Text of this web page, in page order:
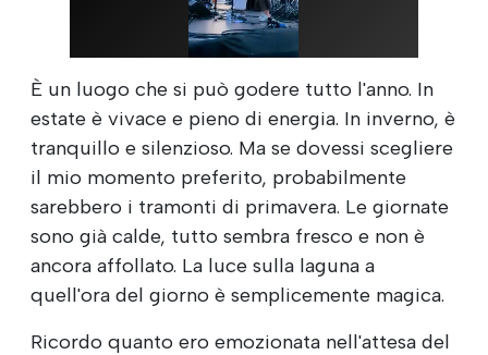
È un luogo che si può godere tutto l'anno. In
estate è vivace e pieno di energia. In inverno, è
tranquillo e silenzioso. Ma se dovessi scegliere
il mio momento preferito, probabilmente
sarebbero i tramonti di primavera. Le giornate
sono già calde, tutto sembra fresco e non è
ancora affollato. La luce sulla laguna a
quell'ora del giorno è semplicemente magica.
Ricordo quanto ero emozionata nell'attesa del